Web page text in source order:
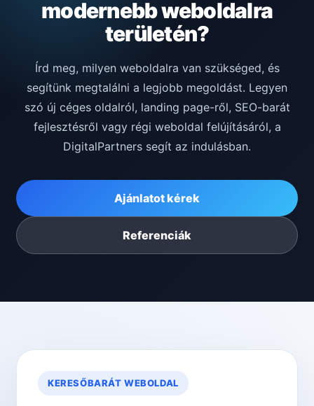
modernebb weboldalra
területén?
Írd meg, milyen weboldalra van szükséged, és
segítünk megtalálni a legjobb megoldást. Legyen
szó új céges oldalról, landing page-ről, SEO-barát
fejlesztésről vagy régi weboldal felújításáról, a
DigitalPartners segít az indulásban.
Ajánlatot kérek
Referenciák
KERESŐBARÁT WEBOLDAL